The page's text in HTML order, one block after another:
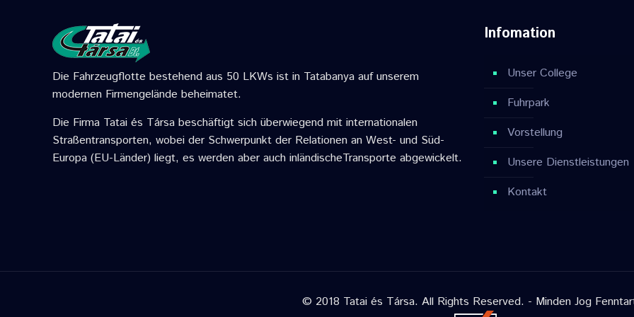
Die Fahrzeugflotte bestehend aus 50 LKWs ist in Tatabanya auf unserem
modernen Firmengelände beheimatet.
Die Firma Tatai és Társa beschäftigt sich überwiegend mit internationalen
Straßentransporten, wobei der Schwerpunkt der Relationen an West- und Süd-
Europa (EU-Länder) liegt, es werden aber auch inländischeTransporte abgewickelt.
Infomation
Unser College
Fuhrpark
Vorstellung
Unsere Dienstleistungen
Kontakt
© 2018 Tatai és Társa. All Rights Reserved. - Minden Jog